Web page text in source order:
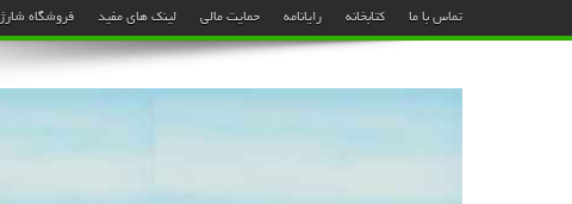
تماس با ما کتابخانه رایانامه حمایت مالی لینک های مفید فروشگاه شارژ